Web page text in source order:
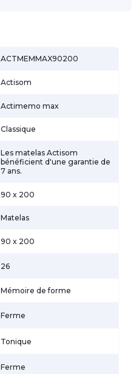
ACTMEMMAX90200
Actisom
Actimemo max
Classique
Les matelas Actisom
bénéficient d'une garantie de
7 ans.
90 x 200
Matelas
90 x 200
26
Mémoire de forme
Ferme
Tonique
Ferme